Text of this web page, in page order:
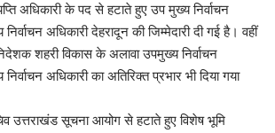
अधिकारी के पद से हटाते हुए उप मुख्य निर्वाचन
अधिकारी देहरादून की जिम्मेदारी दी गई है। वहीं
शहरी विकास के अलावा उपमुख्य निर्वाचन
अधिकारी का अतिरिक्त प्रभार भी दिया गया
उत्तराखंड सूचना आयोग से हटाते हुए विशेष भूमि